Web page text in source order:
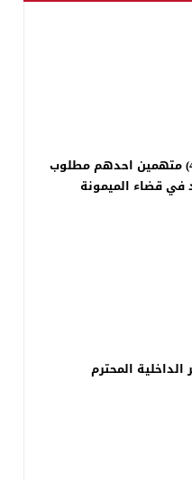
شرطة ميسان: القبض على (4) متهمين احدهم مطلوب
في قضاء الميمونة
المحترم